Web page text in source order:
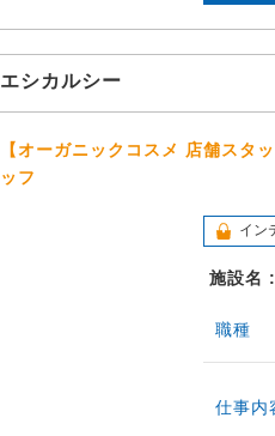
エシカルシー
【オーガニックコスメ 店舗スタ
ッフ
イン
施設名
職種
仕事内